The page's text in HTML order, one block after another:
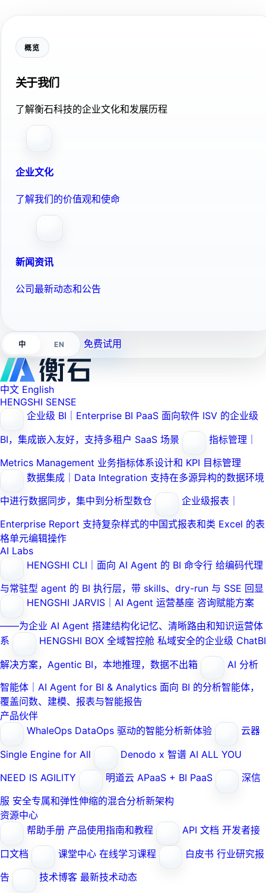
概览
关于我们
了解衡石科技的企业文化和发展历程
企业文化
了解我们的价值观和使命
新闻资讯
公司最新动态和公告
中 EN 免费试用
中文 English
HENGSHI SENSE
企业级 BI｜Enterprise BI PaaS 面向软件 ISV 的企业级
BI，集成嵌入友好，支持多租户 SaaS 场景
指标管理｜
Metrics Management 业务指标体系设计和 KPI 目标管理
数据集成｜Data Integration 支持在多源异构的数据环境
中进行数据同步，集中到分析型数仓
企业级报表｜
Enterprise Report 支持复杂样式的中国式报表和类 Excel 的表
格单元编辑操作
AI Labs
HENGSHI CLI｜面向 AI Agent 的 BI 命令行 给编码代理
与常驻型 agent 的 BI 执行层，带 skills、dry-run 与 SSE 回显
HENGSHI JARVIS｜AI Agent 运营基座 咨询赋能方案
——为企业 AI Agent 搭建结构化记忆、清晰路由和知识运营体
系
HENGSHI BOX 全域智控舱 私域安全的企业级 ChatBI
解决方案，Agentic BI，本地推理，数据不出箱
AI 分析
智能体｜AI Agent for BI & Analytics 面向 BI 的分析智能体，
覆盖问数、建模、报表与智能报告
产品伙伴
WhaleOps DataOps 驱动的智能分析新体验
云器
Single Engine for All
Denodo x 智谱 AI ALL YOU
NEED IS AGILITY
明道云 APaaS + BI PaaS
深信
服 安全专属和弹性伸缩的混合分析新架构
资源中心
帮助手册 产品使用指南和教程 API 文档 开发者接
口文档
课堂中心 在线学习课程 白皮书 行业研究报
告
技术博客 最新技术动态